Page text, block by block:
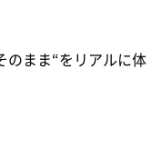
のまま“をリアルに体